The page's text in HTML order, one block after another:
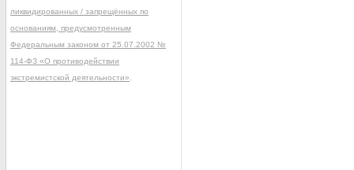
ликвидированных / запрещённых по
основаниям, предусмотренным
Федеральным законом от 25.07.2002 №
114-ФЗ «О противодействии
экстремистской деятельности»